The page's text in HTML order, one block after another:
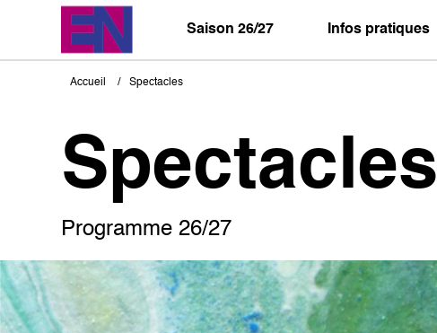
Saison 26/27 Infos pratiques
Fil
Accueil Spectacles
Spectacles
Programme 26/27